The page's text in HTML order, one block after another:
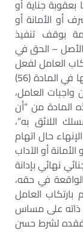
جناية أو
أو الأمانة أو
بوقف تنفيذ
– الحق في
العامل لفعل
يعد من قبيل إخلاله بالتزاماته المنصوص عليها في المادة (56)
واجبات العامل،
المادة من “أن
اللائق به”،
حال اتهام
أو الآداب
نهائي بإدانة
في حقه،
العامل
ذاته على مساس
لشرط حسن